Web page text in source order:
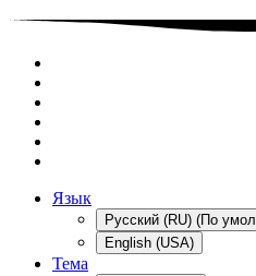
Язык
Русский (RU) (По
English (USA)
Тема